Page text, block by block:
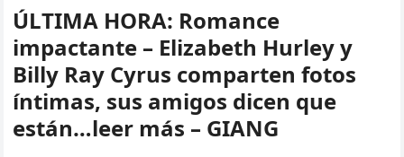
ÚLTIMA HORA: Romance
impactante – Elizabeth Hurley y
Billy Ray Cyrus comparten fotos
íntimas, sus amigos dicen que
están…leer más – GIANG